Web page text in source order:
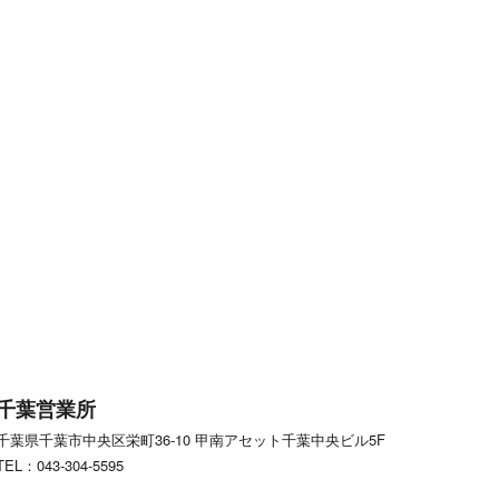
葉営業所
葉県千葉市中央区栄町36-10 甲南アセット千葉中央ビル5F
：043-304-5595